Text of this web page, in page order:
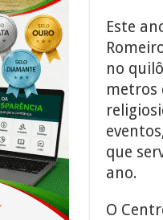
Este
no
metros
que
ano.
O